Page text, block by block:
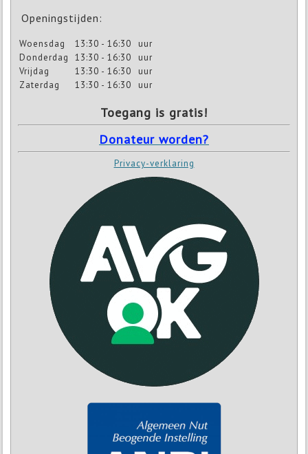
Openingstijden:
Woensdag 13:30 - 16:30
uur
Donderdag
13:30 - 16:30
uur
Vrijdag
13:30 - 16:30
uur
Zaterdag
13:30 - 16:30 uur
Toegang is gratis!
Donateur worden?
Privacy-verklaring